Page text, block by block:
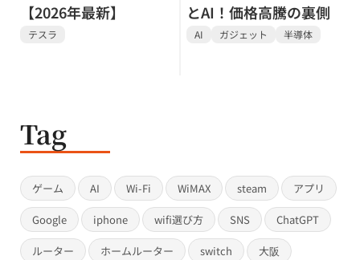
【2026年最新】
テスラ
とAI！価格高騰の裏側
AI ガジェット 半導体
Tag
ゲーム AI Wi-Fi WiMAX steam アプリ
Google iphone wifi選び方 SNS ChatGPT
ルーター ホームルーター switch 大阪